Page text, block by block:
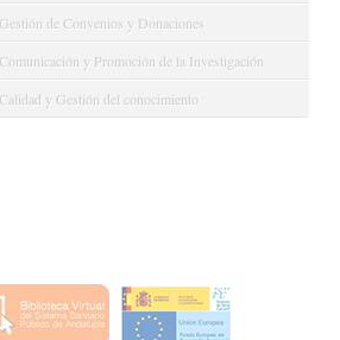
Gestión de Convenios y Donaciones
Comunicación y Promoción de la Investigación
Calidad y Gestión del conocimiento